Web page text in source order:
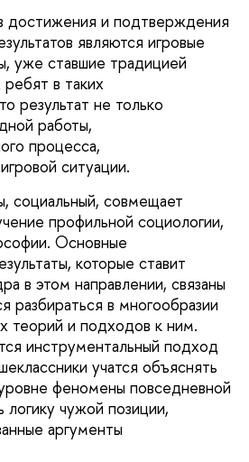
достижения и подтверждения
являются игровые
уже ставшие традицией
в таких
результат не только
работы,
процесса,
ситуации.
социальный, совмещает
профильной социологии,
Основные
которые ставит
в этом направлении, связаны
разбираться в многообразии
теорий и подходов к ним.
инструментальный подход
учатся объяснять
феномены повседневной
чужой позиции,
аргументы